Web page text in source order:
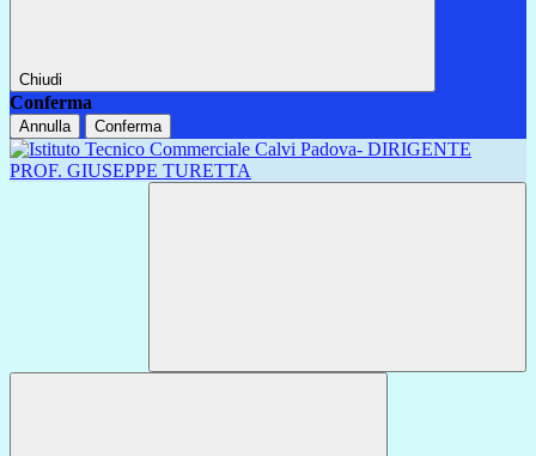
Chiudi
Conferma
Annulla Conferma